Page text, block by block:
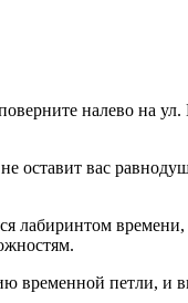
налево на
оставит вас
времени,
временной петли, и